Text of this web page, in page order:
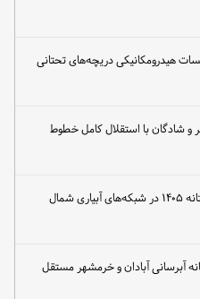
هیدرومکانیکی دریچه‌های تحتانی
شادگان با استقلال کامل خطوط
آغاز عقد قرارداد آب زراعی کشت‌های تابستانه ۱۴۰۵ در شبکه‌های آبیاری شمال
آبرسانی آبادان و خرمشهر مستقل